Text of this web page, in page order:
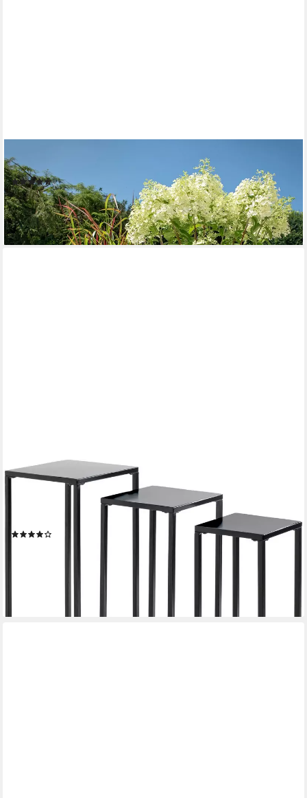
Blumentopf 30/266 GROOVE+
(16)
19,99 €
lieferbar - in 3-4 Werktagen bei dir
HAKU
Blumentisch Blumenpodest, Blumenständer, Pflanzsäule (Set, 3-
St., 3er Set), quadratisch - aus Metall Schwarz B/T/H 22/22/61,
26/26/66, 30/30/71 cm